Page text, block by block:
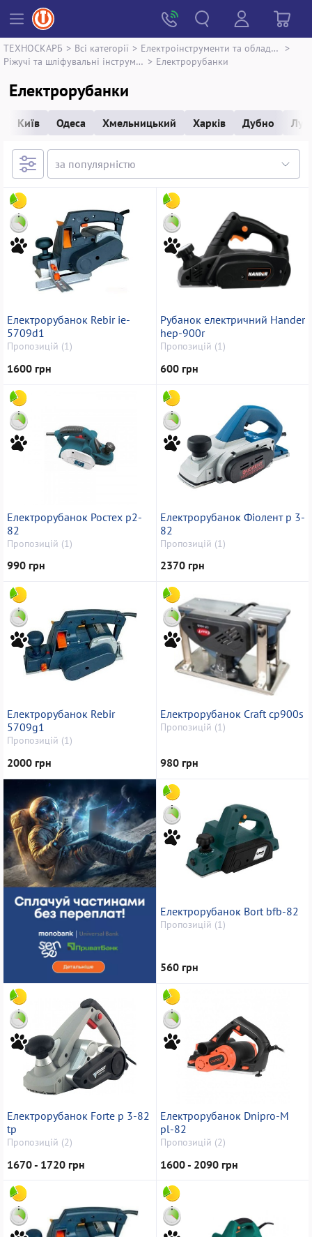
ТЕХНОСКАРБ > Всі категорії > Електроінструменти та обладнання >
Ріжучі та шліфувальні інструменти > Електрорубанки
Електрорубанки
Київ Одеса Хмельницький Харків Дубно
Електрорубанок Rebir ie-
5709d1
Пропозицій (1)
1600 грн
Рубанок електричний Hander
hep-900r
Пропозицій (1)
600 грн
Електрорубанок Ростех p2-
82
Пропозицій (1)
990 грн
Електрорубанок Фіолент p 3-
82
Пропозицій (1)
2370 грн
Електрорубанок Rebir
5709g1
Пропозицій (1)
2000 грн
Електрорубанок Craft cp900s
Пропозицій (1)
980 грн
Електрорубанок Bort bfb-82
Пропозицій (1)
560 грн
Електрорубанок Forte p 3-82
tp
Пропозицій (2)
1670 - 1720 грн
Електрорубанок Dnipro-M
pl-82
Пропозицій (2)
1600 - 2090 грн